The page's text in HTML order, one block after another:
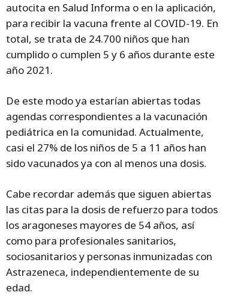
autocita en Salud Informa o en la aplicación,
para recibir la vacuna frente al COVID-19. En
total, se trata de 24.700 niños que han
cumplido o cumplen 5 y 6 años durante este
año 2021.
De este modo ya estarían abiertas todas
agendas correspondientes a la vacunación
pediátrica en la comunidad. Actualmente,
casi el 27% de los niños de 5 a 11 años han
sido vacunados ya con al menos una dosis.
Cabe recordar además que siguen abiertas
las citas para la dosis de refuerzo para todos
los aragoneses mayores de 54 años, así
como para profesionales sanitarios,
sociosanitarios y personas inmunizadas con
Astrazeneca, independientemente de su
edad.